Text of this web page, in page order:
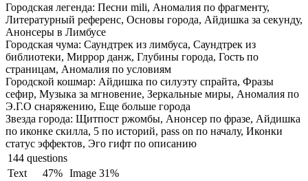
Городская легенда: Песни mili, Аномалия по фрагменту,
Литературный референс, Основы города, Айдишка за секунду,
Анонсеры в Лимбусе
Городская чума: Саундтрек из лимбуса, Саундтрек из
библиотеки, Миррор данж, Глубины города, Гость по
страницам, Аномалия по условиям
Городской кошмар: Айдишка по силуэту спрайта, Фразы
сефир, Музыка за мгновение, Зеркальные миры, Аномалия по
Э.Г.О снаряжению, Еще больше города
Звезда города: Щитпост ржомбы, Анонсер по фразе, Айдишка
по иконке скилла, 5 по историй, pass on по началу, Иконки
статус эффектов, Эго гифт по описанию
144 questions
Text
47% Image 31%